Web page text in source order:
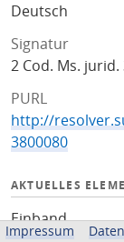
Deutsch
Signatur
2 Cod. Ms. jurid.
PURL
http://
3800080
AKTUELLES
Einband
Impressum